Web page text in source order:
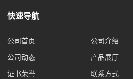
快速导航
公司首页 公司介绍
公司动态 产品展厅
证书荣誉 联系方式